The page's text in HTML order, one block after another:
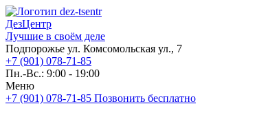
ДезЦентр
Лучшие в своём деле
Подпорожье ул. Комсомольская ул., 7
+7 (901) 078-71-85
Пн.-Вс.: 9:00 - 19:00
Меню
+7 (901) 078-71-85 Позвонить бесплатно